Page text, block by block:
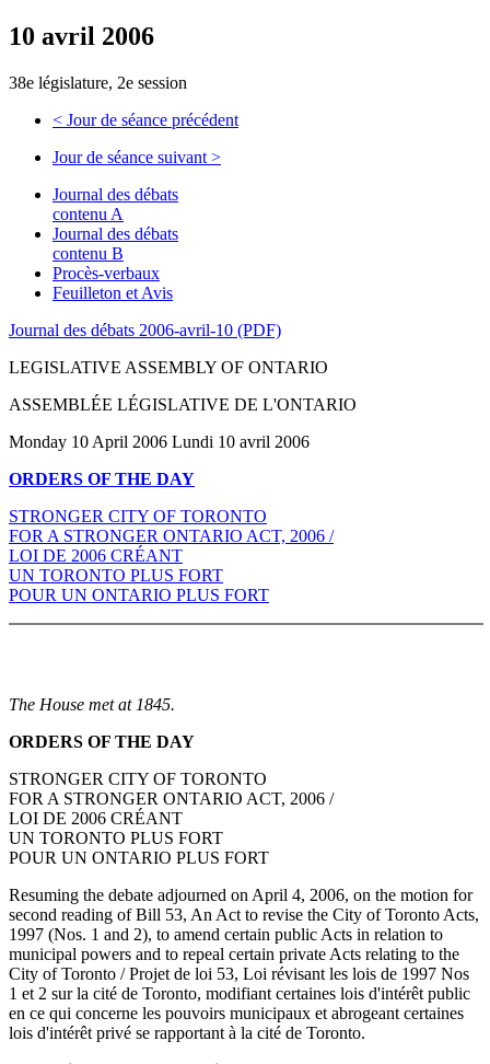
10 avril 2006
38e législature, 2e session
< Jour de séance précédent
Jour de séance suivant >
Journal des débats
contenu A
Journal des débats
contenu B
Procès-verbaux
Feuilleton et Avis
Journal des débats 2006-avril-10 (PDF)
LEGISLATIVE ASSEMBLY OF ONTARIO
ASSEMBLÉE LÉGISLATIVE DE L'ONTARIO
Monday 10 April 2006 Lundi 10 avril 2006
ORDERS OF THE DAY
STRONGER CITY OF TORONTO
FOR A STRONGER ONTARIO ACT, 2006 /
LOI DE 2006 CRÉANT
UN TORONTO PLUS FORT
POUR UN ONTARIO PLUS FORT
The House met at 1845.
ORDERS OF THE DAY
STRONGER CITY OF TORONTO
FOR A STRONGER ONTARIO ACT, 2006 /
LOI DE 2006 CRÉANT
UN TORONTO PLUS FORT
POUR UN ONTARIO PLUS FORT
Resuming the debate adjourned on April 4, 2006, on the motion for
second reading of Bill 53, An Act to revise the City of Toronto Acts,
1997 (Nos. 1 and 2), to amend certain public Acts in relation to
municipal powers and to repeal certain private Acts relating to the
City of Toronto / Projet de loi 53, Loi révisant les lois de 1997 Nos
1 et 2 sur la cité de Toronto, modifiant certaines lois d'intérêt public
en ce qui concerne les pouvoirs municipaux et abrogeant certaines
lois d'intérêt privé se rapportant à la cité de Toronto.